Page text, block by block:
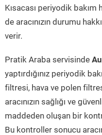
Kısacası periyodik
de aracınızın durumu
verir.
Pratik Araba servisinde
yaptırdığınız periyodik
filtresi, hava ve polen
aracınızın sağlığı ve
maddeden oluşan bir
Bu kontroller sonucu